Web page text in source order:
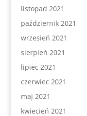
listopad 2021
październik 2021
wrzesień 2021
sierpień 2021
lipiec 2021
czerwiec 2021
maj 2021
kwiecień 2021